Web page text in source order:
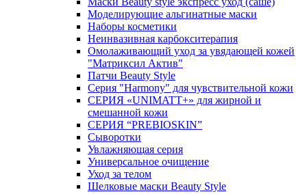
Моделирующие альгинатные маски
Наборы косметики
Неинвазивная карбокситерапия
Омолаживающий уход за увядающей кожей
"Матриксил Актив"
Патчи Beauty Style
Серия "Harmony" для чувствительной кожи
СЕРИЯ «UNIMATT+» для жирной и
смешанной кожи
СЕРИЯ “PREBIOSKIN”
Сыворотки
Увлажняющая серия
Универсальное очищение
Уход за телом
Шелковые маски Beauty Style